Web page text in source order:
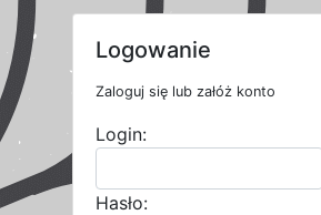
Logowanie
Zaloguj się lub załóż konto
Login:
Hasło: